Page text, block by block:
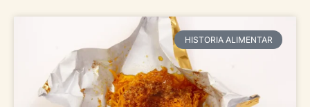
HISTORIA ALIMENTAR